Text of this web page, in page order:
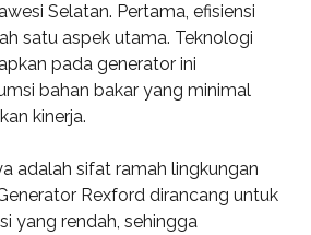
Selatan. Pertama, efisiensi
satu aspek utama. Teknologi
pada generator ini
bahan bakar yang minimal
kinerja.
adalah sifat ramah lingkungan
Rexford dirancang untuk
yang rendah, sehingga